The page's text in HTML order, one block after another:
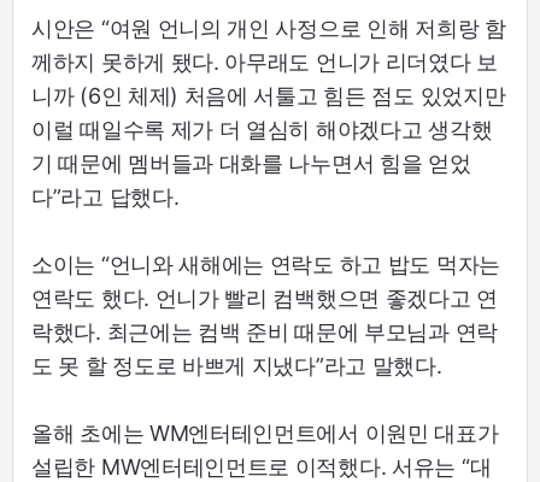
시안은 “여원 언니의 개인 사정으로 인해 저희랑 함
께하지 못하게 됐다. 아무래도 언니가 리더였다 보
니까 (6인 체제) 처음에 서툴고 힘든 점도 있었지만
이럴 때일수록 제가 더 열심히 해야겠다고 생각했
기 때문에 멤버들과 대화를 나누면서 힘을 얻었
다”라고 답했다.
소이는 “언니와 새해에는 연락도 하고 밥도 먹자는
연락도 했다. 언니가 빨리 컴백했으면 좋겠다고 연
락했다. 최근에는 컴백 준비 때문에 부모님과 연락
도 못 할 정도로 바쁘게 지냈다”라고 말했다.
올해 초에는 WM엔터테인먼트에서 이원민 대표가
설립한 MW엔터테인먼트로 이적했다. 서유는 “대